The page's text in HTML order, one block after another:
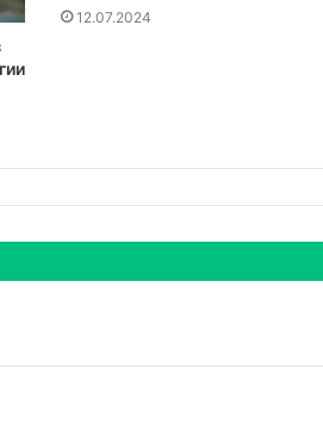
12.07.2024